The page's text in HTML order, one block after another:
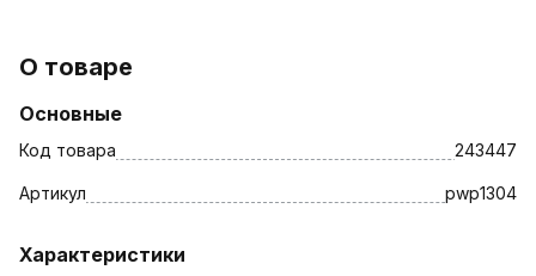
О товаре
Основные
Код товара 243447
Артикул pwp1304
Характеристики